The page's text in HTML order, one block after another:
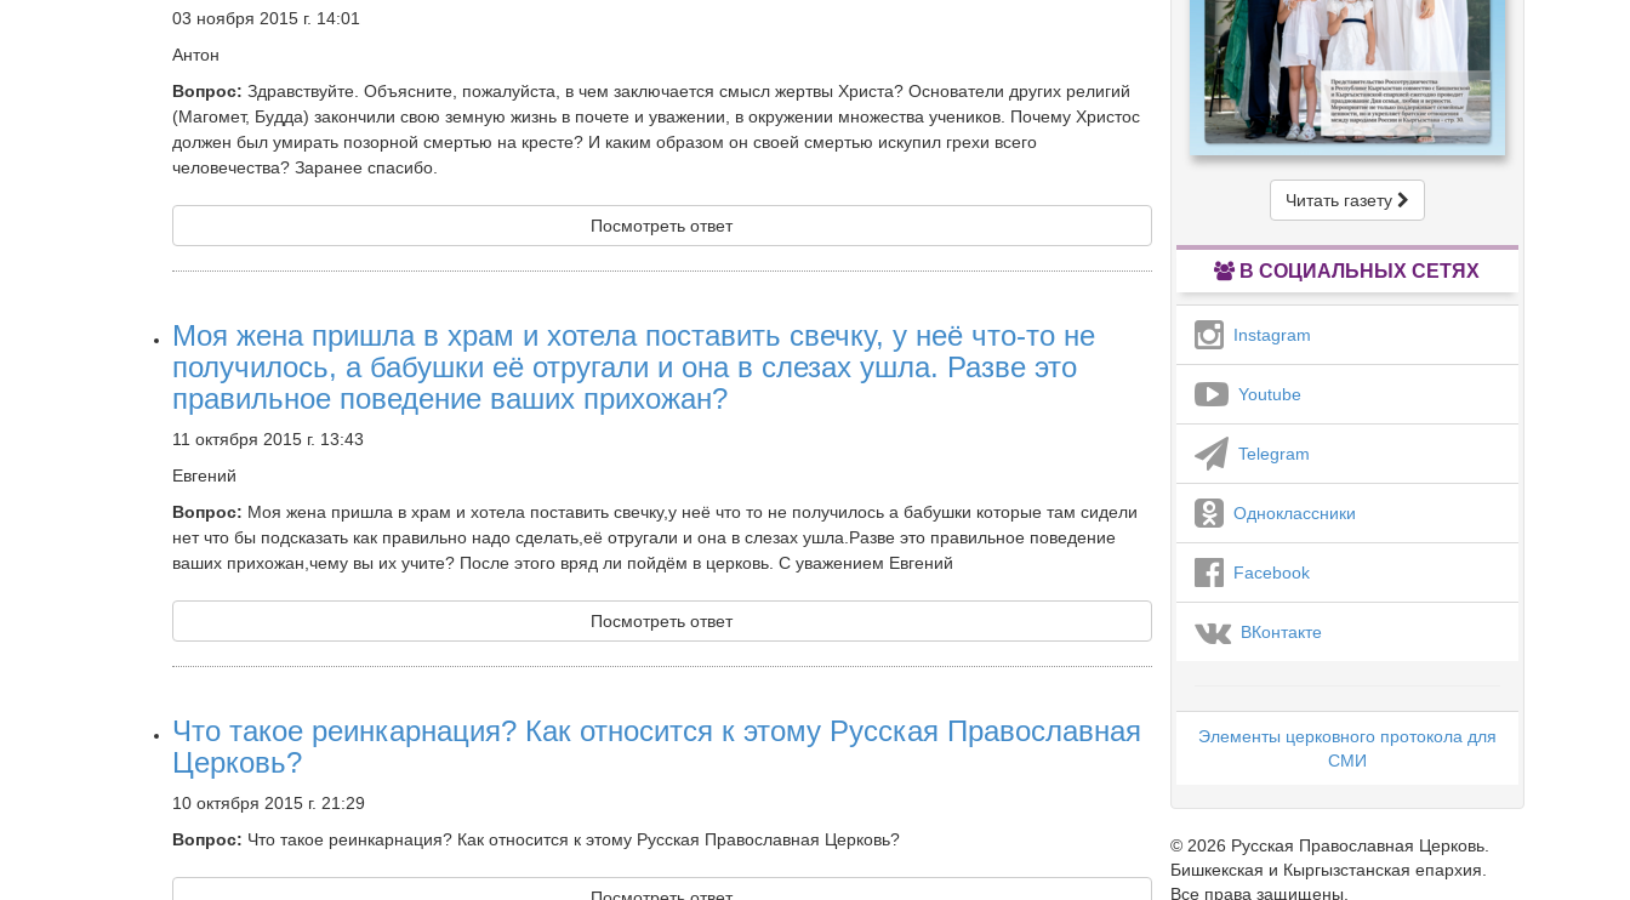
03 ноября 2015 г. 14:01
Антон
Вопрос: Здравствуйте. Объясните, пожалуйста, в чем заключается смысл жертвы Христа? Основатели других религий
(Магомет, Будда) закончили свою земную жизнь в почете и уважении, в окружении множества учеников. Почему Христос
должен был умирать позорной смертью на кресте? И каким образом он своей смертью искупил грехи всего
человечества? Заранее спасибо.
Посмотреть ответ
Моя жена пришла в храм и хотела поставить свечку, у неё что-то не
получилось, а бабушки её отругали и она в слезах ушла. Разве это
правильное поведение ваших прихожан?
11 октября 2015 г. 13:43
Евгений
Вопрос: Моя жена пришла в храм и хотела поставить свечку,у неё что то не получилось а бабушки которые там сидели
нет что бы подсказать как правильно надо сделать,её отругали и она в слезах ушла.Разве это правильное поведение
ваших прихожан,чему вы их учите? После этого вряд ли пойдём в церковь. С уважением Евгений
Посмотреть ответ
Что такое реинкарнация? Как относится к этому Русская Православная
Церковь?
10 октября 2015 г. 21:29
Вопрос: Что такое реинкарнация? Как относится к этому Русская Православная Церковь?
Читать газету
В СОЦИАЛЬНЫХ СЕТЯХ
Instagram
Youtube
Telegram
Одноклассники
Facebook
ВКонтакте
Элементы церковного протокола для
СМИ
© 2026 Русская Православная Церковь.
Бишкекская и Кыргызстанская епархия.
Все права защищены.